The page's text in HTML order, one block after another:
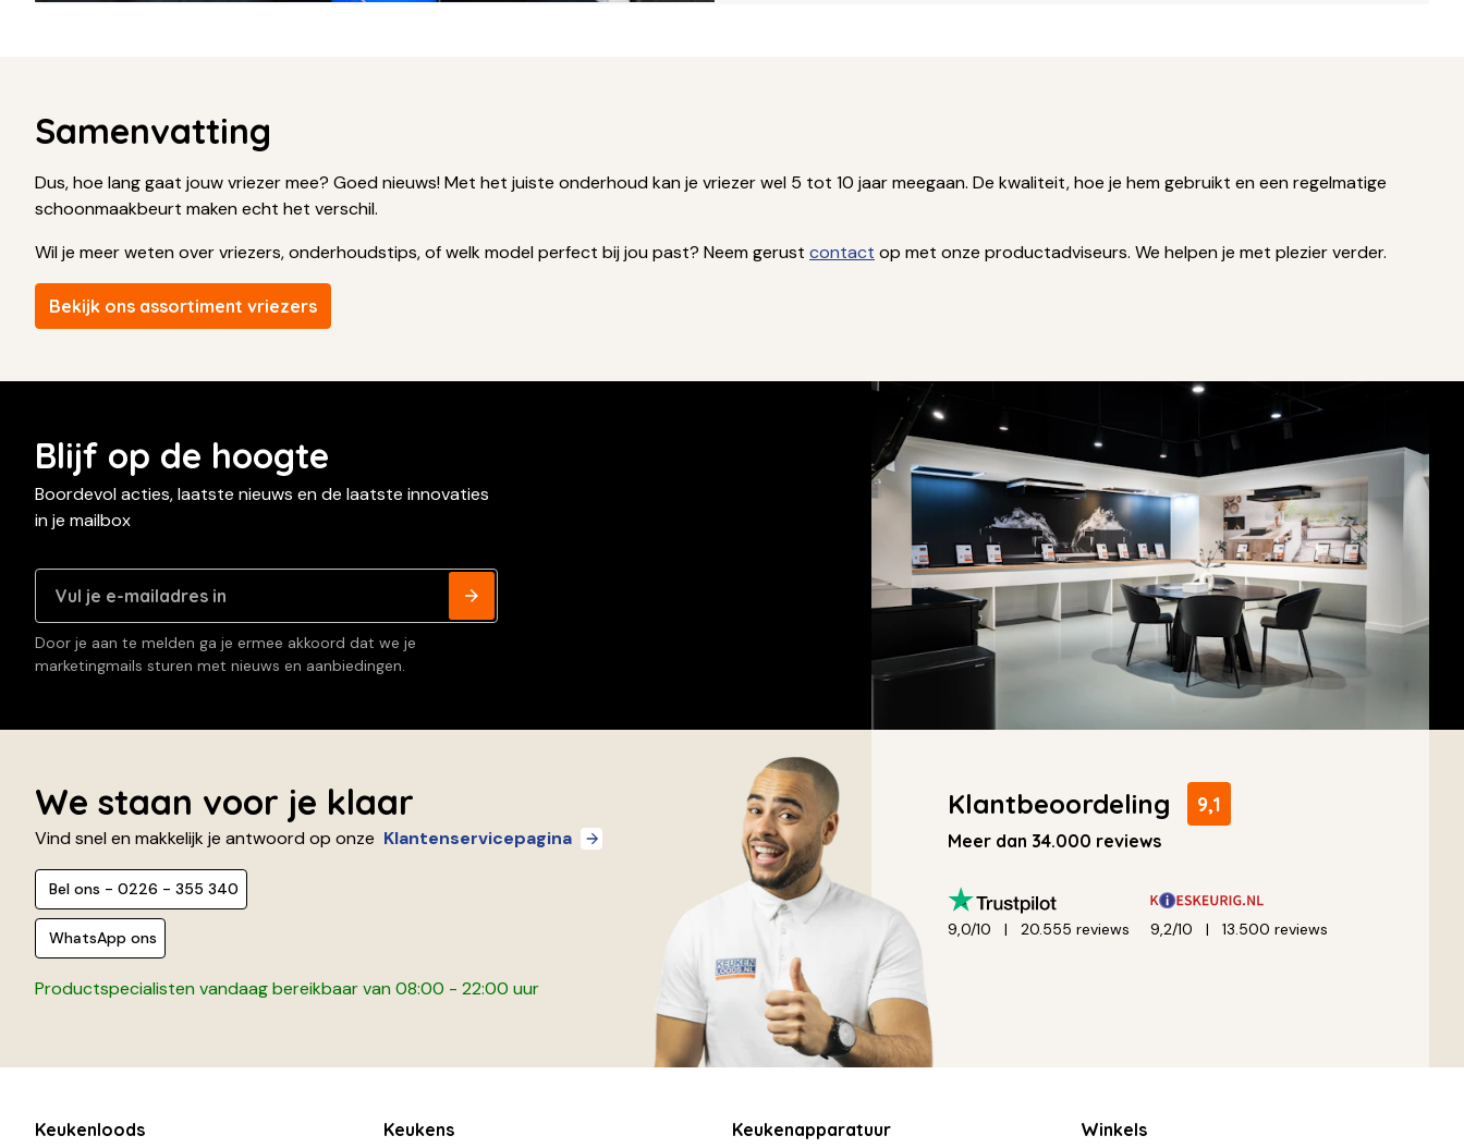
Samenvatting
Dus, hoe lang gaat jouw vriezer mee? Goed nieuws! Met het juiste onderhoud kan je vriezer wel 5 tot 10 jaar meegaan. De kwaliteit, hoe je hem gebruikt en een regelmatige
schoonmaakbeurt maken echt het verschil.
Wil je meer weten over vriezers, onderhoudstips, of welk model perfect bij jou past? Neem gerust contact op met onze productadviseurs. We helpen je met plezier verder.
Bekijk ons assortiment vriezers
Blijf op de hoogte
Boordevol acties, laatste nieuws en de laatste innovaties
in je mailbox
Door je aan te melden ga je ermee akkoord dat we je
marketingmails sturen met nieuws en aanbiedingen.
We staan voor je klaar
Vind snel en makkelijk je antwoord op onze Klantenservicepagina
Bel ons - 0226 - 355 340
WhatsApp ons
Productspecialisten vandaag bereikbaar van 08:00 - 22:00 uur
Klantbeoordeling 9,1
Meer dan 34.000 reviews
9,0/10 20.555 reviews 9,2/10 13.500 reviews
Keukenloods Keukens Keukenapparatuur Winkels